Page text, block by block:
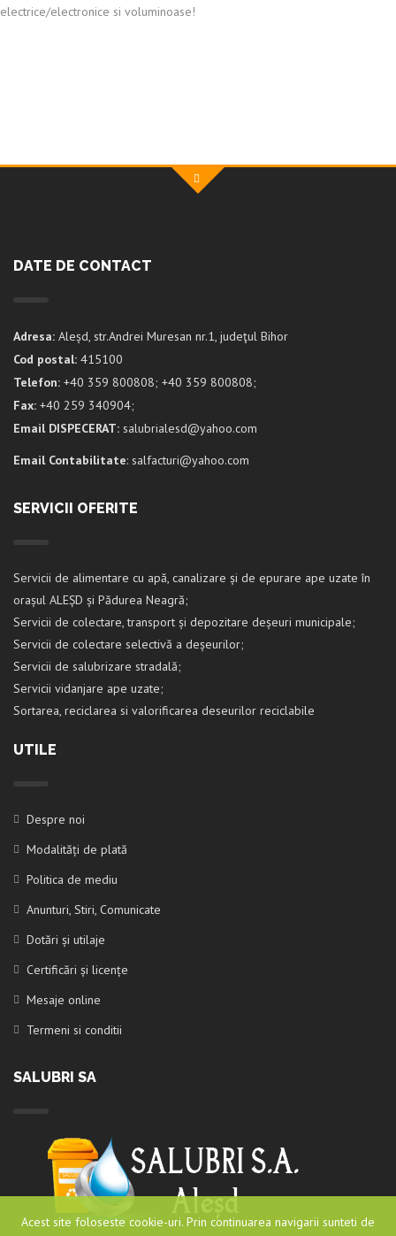
electrice/electronice si voluminoase!
DATE DE CONTACT
Adresa: Aleșd, str.Andrei Muresan nr.1, judeţul Bihor
Cod postal: 415100
Telefon: +40 359 800808; +40 359 800808;
Fax: +40 259 340904;
Email DISPECERAT: salubrialesd@yahoo.com
Email Contabilitate: salfacturi@yahoo.com
SERVICII OFERITE
Servicii de alimentare cu apă, canalizare și de epurare ape uzate în
orașul ALEȘD și Pădurea Neagră;
Servicii de colectare, transport și depozitare deșeuri municipale;
Servicii de colectare selectivă a deșeurilor;
Servicii de salubrizare stradală;
Servicii vidanjare ape uzate;
Sortarea, reciclarea si valorificarea deseurilor reciclabile
UTILE
Despre noi
Modalități de plată
Politica de mediu
Anunturi, Stiri, Comunicate
Dotări și utilaje
Certificări și licențe
Mesaje online
Termeni si conditii
SALUBRI SA
Acest site foloseste cookie-uri. Prin continuarea navigarii sunteti de